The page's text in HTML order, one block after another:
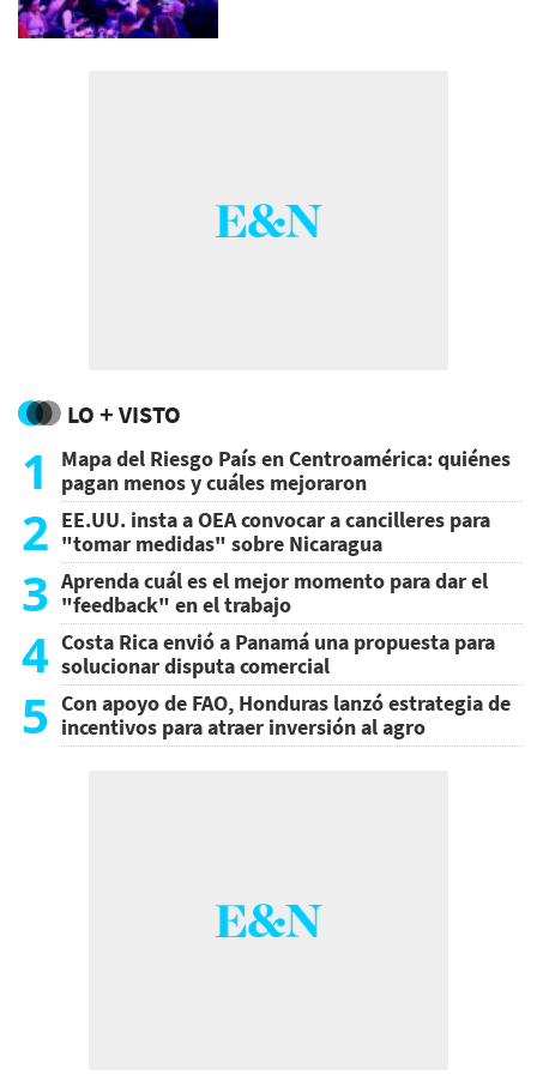
LO + VISTO
1
Mapa del Riesgo País en Centroamérica: quiénes
pagan menos y cuáles mejoraron
2 EE.UU. insta a OEA convocar a cancilleres para
"tomar medidas" sobre Nicaragua
3 Aprenda cuál es el mejor momento para dar el
"feedback" en el trabajo
4 Costa Rica envió a Panamá una propuesta para
solucionar disputa comercial
5 Con apoyo de FAO, Honduras lanzó estrategia de
incentivos para atraer inversión al agro